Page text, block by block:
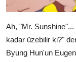
Ah, "Mr.
kadar üzebilir ki?"
Byung Hun'un